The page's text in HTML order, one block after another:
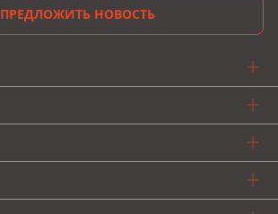
ПРЕДЛОЖИТЬ НОВОСТЬ